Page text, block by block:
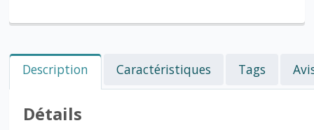
Description Caractéristiques Tags
Détails